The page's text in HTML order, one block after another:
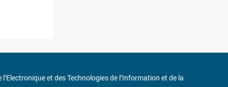
l’Electronique et des Technologies de l’Information et de la